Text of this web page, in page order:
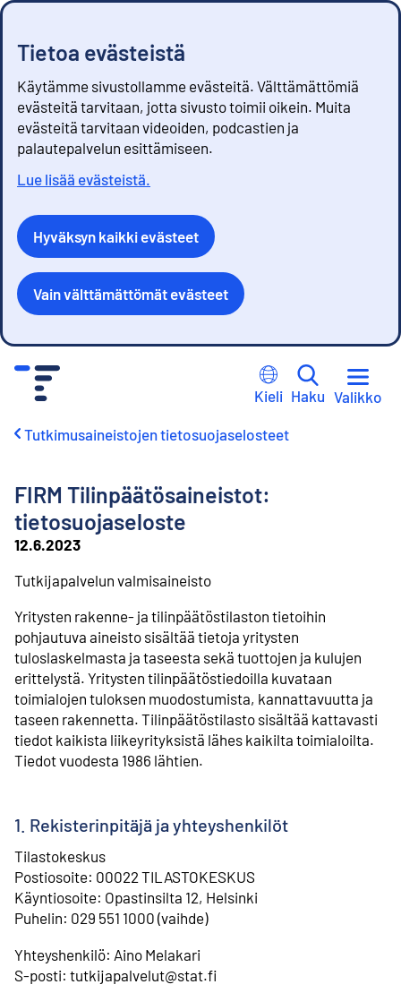
Tietoa evästeistä
Käytämme sivustollamme evästeitä. Välttämättömiä
evästeitä tarvitaan, jotta sivusto toimii oikein. Muita
evästeitä tarvitaan videoiden, podcastien ja
palautepalvelun esittämiseen.
Lue lisää evästeistä.
Hyväksyn kaikki evästeet
Vain välttämättömät evästeet
Kieli Haku Valikko
Tutkimusaineistojen tietosuojaselosteet
FIRM Tilinpäätösaineistot:
tietosuojaseloste
12.6.2023
Tutkijapalvelun valmisaineisto
Yritysten rakenne- ja tilinpäätöstilaston tietoihin
pohjautuva aineisto sisältää tietoja yritysten
tuloslaskelmasta ja taseesta sekä tuottojen ja kulujen
erittelystä. Yritysten tilinpäätöstiedoilla kuvataan
toimialojen tuloksen muodostumista, kannattavuutta ja
taseen rakennetta. Tilinpäätöstilasto sisältää kattavasti
tiedot kaikista liikeyrityksistä lähes kaikilta toimialoilta.
Tiedot vuodesta 1986 lähtien.
1. Rekisterinpitäjä ja yhteyshenkilöt
Tilastokeskus
⁠Postiosoite: 00022 TILASTOKESKUS
⁠Käyntiosoite: Opastinsilta 12, Helsinki
⁠Puhelin: 029 551 1000 (vaihde)
Yhteyshenkilö: Aino Melakari
⁠S-posti: tutkijapalvelut@stat.fi